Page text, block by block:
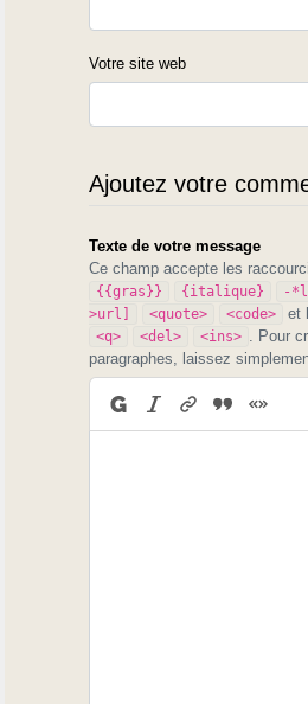
Votre site web
Ajoutez votre
Texte de votre message
Ce champ accepte les
{{gras}} {italique} -
>url]
<quote> <code> et
<q> <del> <ins>
. Pour
paragraphes, laissez